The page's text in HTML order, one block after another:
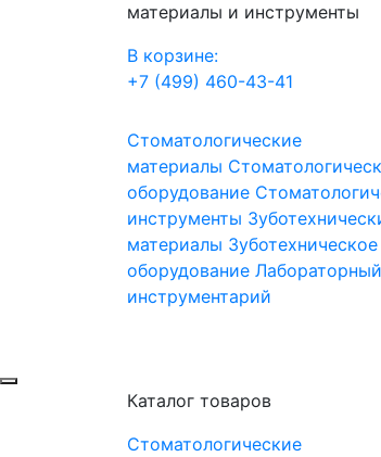
материалы и инструменты
В корзине:
+7 (499) 460-43-41
Стоматологические
материалы
оборудование
инструменты
материалы Зуботехническое
оборудование Лабораторный
инструментарий
Каталог товаров
Стоматологические